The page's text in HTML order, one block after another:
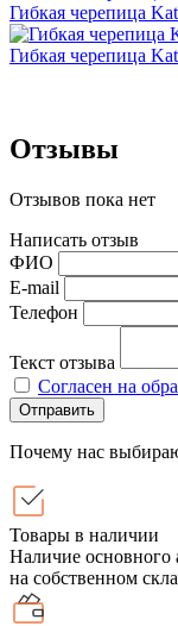
Гибкая черепица
Гибкая черепица
Отзывы
Отзывов пока нет
Написать отзыв
ФИО
E-mail
Телефон
Текст отзыва
Согласен на
Отправить
Почему нас
Товары в наличии
Наличие основного
на собственном